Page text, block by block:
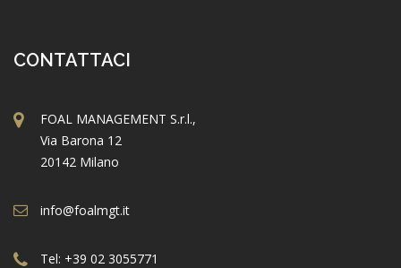
CONTATTACI
FOAL MANAGEMENT S.r.l.,
Via Barona 12
20142 Milano
info@foalmgt.it
Tel: +39 02 3055771